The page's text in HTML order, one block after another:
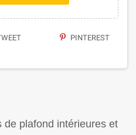
PINTEREST
de plafond intérieures et